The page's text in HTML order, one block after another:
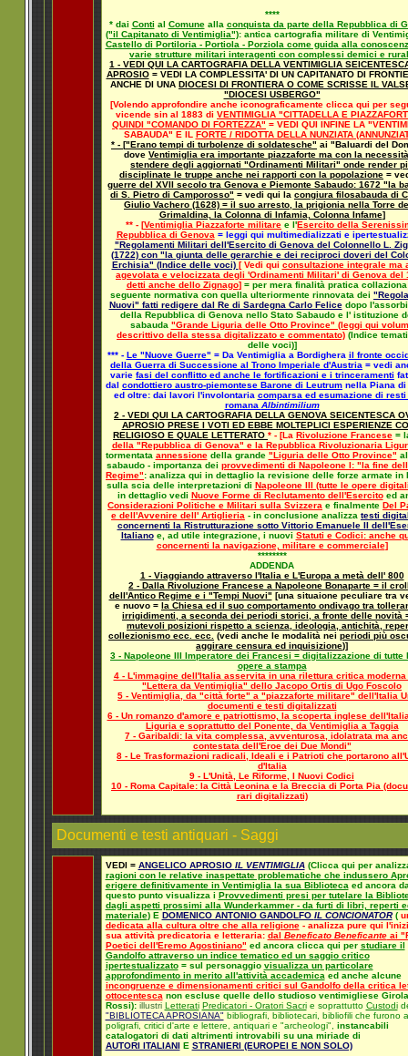
****
* dai Conti al Comunealla conquista da parte della Repubblica di
("il Capitanato di Ventimiglia"): antica cartografia militare di
Castello di Portiloria - Portiola - Porziola come guida alla
varie strutture militari interagenti con complessi demici e
1 - VEDI QUI LA CARTOGRAFIA DELLA VENTIMIGLIA
APROSIO= VEDI LA COMPLESSITA' DI UN CAPITANATO DI
ANCHE DI UNA DIOCESI DI FRONTIERA O COME SCRISSE IL
"DIOCESI USBERGO"
[Volendo approfondire anche iconograficamente clicca qui per
vicende sin al 1883 di VENTIMIGLIA "CITTADELLA E
QUINDI "COMANDO DI FORTEZZA" = VEDI QUI INFINE LA
SABAUDA" E IL FORTE / RIDOTTA DELLA NUNZIATA
* - ["Erano tempi di turbolenze di soldatesche" ai "Baluardi del
dove Ventimiglia era importante piazzaforte ma con la
stendere degli aggiornati "Ordinamenti Militari" onde render
disciplinate le truppe anche nei rapporti con la popolazione =
guerre del XVII secolo tra Genova e Piemonte Sabaudo: 1672 "la
di S. Pietro di Camporosso" = vedi qui la congiura filosabauda di
Giulio Vachero (1628) = il suo arresto, la prigionia nella Torre
Grimaldina, la Colonna di Infamia, Colonna Infame]
** - [Ventimiglia Piazzaforte militare e l'Esercito della
Repubblica di Genova = leggi qui multimedializzati e
"Regolamenti Militari dell'Esercito di Genova del Colonnello L.
(1722) con "la giunta delle gerarchie e dei reciproci doveri del
Erchisia" (Indice delle voci) [ Vedi qui consultazione integrale ma
agevolata e velocizzata degli 'Ordinamenti Militari' di Genova del
detti anche dello Zignago]= per mera finalità pratica
seguente normativa con quella ulteriormente rinnovata dei
Nuovi" fatti redigere dal Re di Sardegna Carlo Felicedopo
della Repubblica di Genova nello Stato Sabaudo e l' istituzione
sabauda "Grande Liguria delle Otto Province" (leggi qui
descrittivo della stessa digitalizzato e commentato) (Indice
delle voci)]
*** - Le "Nuove Guerre" = Da Ventimiglia a Bordighera il fronte
della Guerra di Successione al Trono Imperiale d'Austria = vedi
varie fasi del conflitto ed anche le fortificazioni e i trinceramenti
dal condottiero austro-piemontese Barone di Leutrum nella Piana di
ed oltre: dai lavori l'involontaria comparsa ed esumazione di resti
romana Albintimilium
2 - VEDI QUI LA CARTOGRAFIA DELLA GENOVA SEICENTESCA
APROSIO PRESE I VOTI ED EBBE MOLTEPLICI ESPERIENZE
RELIGIOSO E QUALE LETTERATO * - [La Rivoluzione Francese =
della "Repubblica di Genova" e la Repubblica Rivoluzionaria
tormentata annessionedella grande "Liguria delle Otto Province"
sabaudo - importanza dei provvedimenti di Napoleone I: "la fine
Regime": analizza qui in dettaglio la revisione delle forze armate in
sulla scia delle interpretazioni di Napoleone III (tutte le opere
in dettaglio vedi Nuove Forme di Reclutamento dell'Esercitoed
Considerazioni Politiche e Militari sulla Svizzera e finalmente Del
e dell'Avvenire dell' Artiglieria - in conclusione analizza testi
concernenti la Ristrutturazione sotto Vittorio Emanuele II
Italianoe, ad utile integrazione, i nuovi Statuti e Codici: anche
concernenti la navigazione, militare e commerciale]
********
ADDENDA
1 - Viaggiando attraverso l'Italia e L'Europa a metà dell' 800
2 - Dalla Rivoluzione Francese a Napoleone Bonaparte = il
dell'Antico Regime e i "Tempi Nuovi" [una situaione peculiare tra
e nuovo = la Chiesa ed il suo comportamento ondivago tra
irrigidimenti, a seconda dei periodi storici, a fronte delle novità
mutevoli posizioni rispetto a scienza, ideologia, antichità,
collezionismo ecc. ecc.
(vedi anche le modalità nei periodi più
aggirare censura ed inquisizione)]
3 - Napoleone III Imperatore dei Francesi = digitalizzazione di tutte
opere a stampa
4 - L'immagine dell'Italia asservita in una rilettura critica moderna
"Lettera da Ventimiglia" dello Jacopo Ortis di Ugo Foscolo
5 - Ventimiglia, da "città forte" a "piazzaforte militare" dell'Italia
documenti e testi digitalizzati
6 - Un romanzo d'amore e patriottismo, la scoperta inglese
Liguria e soprattutto del Ponente, da Ventimiglia a Taggia
7 - Garibaldi: la vita complessa, avventurosa, idolatrata ma
contestata dell'Eroe dei Due Mondi"
8 - Le Trasformazioni radicali, Ideali e i Patrioti che portarono
d'Italia
9 - L'Unità, Le Riforme, I Nuovi Codici
10 - Roma Capitale: la Città Leonina e la Breccia di Porta Pia
rari digitalizzati)
Documenti e testi antiquari - Saggi
VEDI = ANGELICO APROSIO IL VENTIMIGLIA (Clicca qui per
ragioni con le relative inaspettate problematiche che indussero
erigere definitivamente in Ventimiglia la sua Biblioteca ed ancora
questo punto visualizza i Provvedimenti presi per tutelare la
dagli aspetti prossimi alla Wunderkammer - da furti di libri, reperti
materiale)E DOMENICO ANTONIO GANDOLFO IL CONCIONATOR (
dedicata alla cultura oltre che alla religione- analizza pure qui
sua attività predicatoria e letteraria: dal Beneficato Beneficanteai
Poetici dell'Eremo Agostiniano" ed ancora clicca qui per studiare il
Gandolfo attraverso un indice tematico ed un saggio critico
ipertestualizzato= sul personaggio visualizza un particolare
approfondimento in merito all'attività accademica ed anche alcune
incongruenze e dimensionamenti critici sul Gandolfo della critica
ottocentesca non escluse quelle dello studioso ventimigliese
Rossi): illustri Letterati Predicatori - Oratori Sacrie soprattutto Custodi
"BIBLIOTECA APROSIANA"bibliografi, bibliotecari, bibliofili che furono
poligrafi, critici d'arte e lettere, antiquari e "archeologi", instancabili
catalogatori di dati altrimenti introvabili su una miriade di
AUTORI ITALIANIE STRANIERI (EUROPEI E NON SOLO)